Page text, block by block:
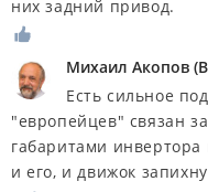
них задний привод.
Михаил Акопов (
Есть сильное
"европейцев" связан
габаритами инвертора
и его, и движок